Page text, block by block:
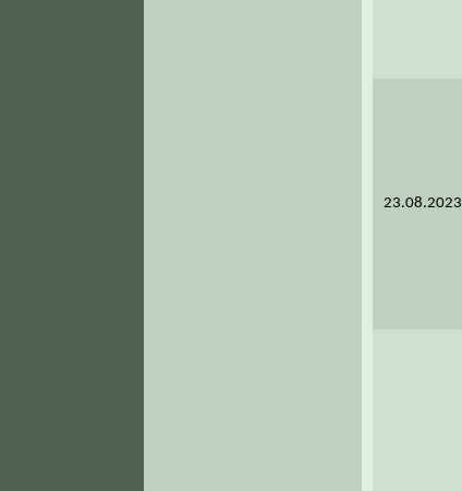
23.08.2023